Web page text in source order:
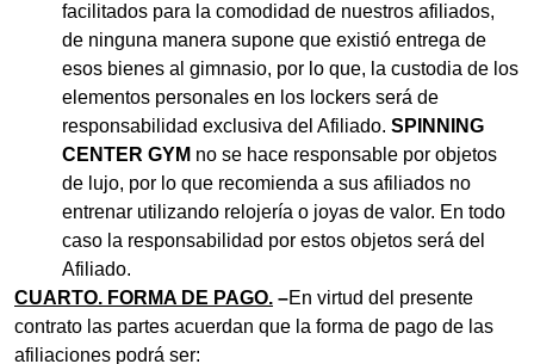
facilitados para la comodidad de nuestros afiliados,
de ninguna manera supone que existió entrega de
esos bienes al gimnasio, por lo que, la custodia de los
elementos personales en los lockers será de
responsabilidad exclusiva del Afiliado. SPINNING
CENTER GYM no se hace responsable por objetos
de lujo, por lo que recomienda a sus afiliados no
entrenar utilizando relojería o joyas de valor. En todo
caso la responsabilidad por estos objetos será del
Afiliado.
CUARTO. FORMA DE PAGO. –En virtud del presente
contrato las partes acuerdan que la forma de pago de las
afiliaciones podrá ser: